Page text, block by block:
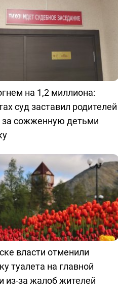
на 1,2 миллиона:
суд заставил родителей
за сожженную детьми
власти отменили
туалета на главной
из-за жалоб жителей